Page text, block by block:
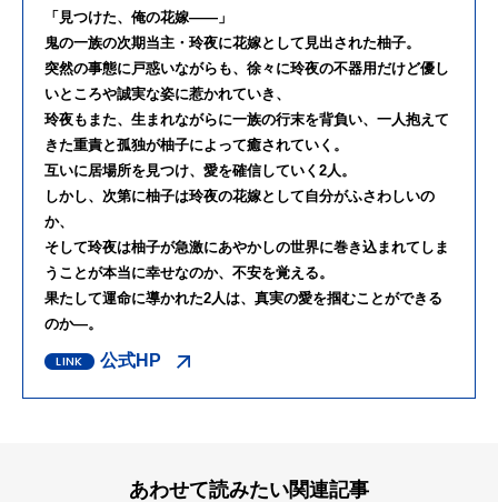
「見つけた、俺の花嫁――」
鬼の一族の次期当主・玲夜に花嫁として見出された柚子。
突然の事態に戸惑いながらも、徐々に玲夜の不器用だけど優し
いところや誠実な姿に惹かれていき、
玲夜もまた、生まれながらに一族の行末を背負い、一人抱えて
きた重責と孤独が柚子によって癒されていく。
互いに居場所を見つけ、愛を確信していく2人。
しかし、次第に柚子は玲夜の花嫁として自分がふさわしいの
か、
そして玲夜は柚子が急激にあやかしの世界に巻き込まれてしま
うことが本当に幸せなのか、不安を覚える。
果たして運命に導かれた2人は、真実の愛を掴むことができる
のか―。
公式HP
あわせて読みたい関連記事